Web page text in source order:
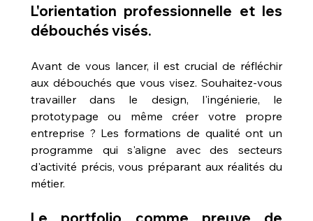
L'orientation professionnelle et les
débouchés visés.
Avant de vous lancer, il est crucial de réfléchir
aux débouchés que vous visez. Souhaitez-vous
travailler dans le design, l'ingénierie, le
prototypage ou même créer votre propre
entreprise ? Les formations de qualité ont un
programme qui s'aligne avec des secteurs
d'activité précis, vous préparant aux réalités du
métier.